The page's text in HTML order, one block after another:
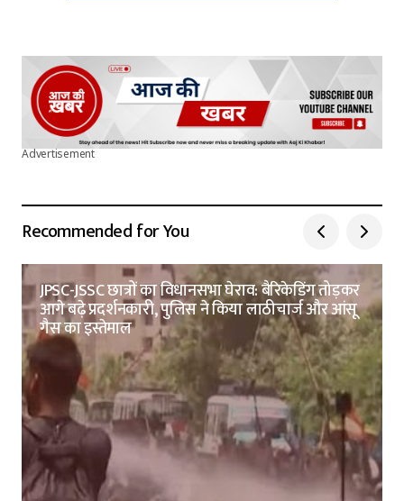
Advertisement
Recommended for You
JPSC-JSSC छात्रों का विधानसभा घेराव: बैरिकेडिंग तोड़कर
आगे बढ़े प्रदर्शनकारी, पुलिस ने किया लाठीचार्ज और आंसू
गैस का इस्तेमाल